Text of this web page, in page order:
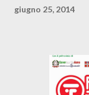
giugno 25, 2014